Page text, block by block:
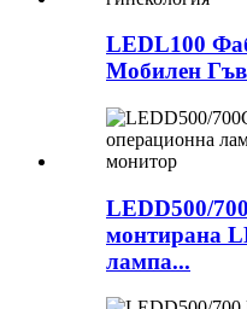
LEDL100
Мобилен
LEDD500/
монтирана
лампа...